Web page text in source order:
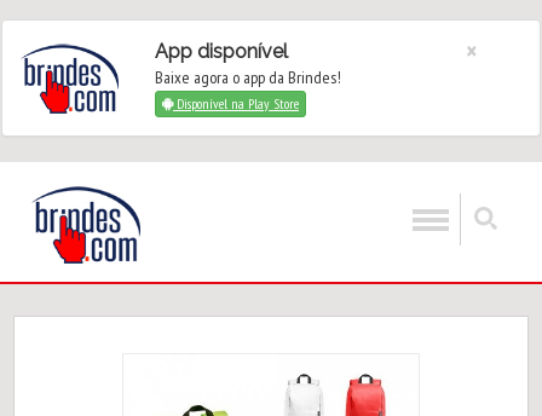
App disponível
Baixe agora o app da Brindes!
Disponível na Play Store
×